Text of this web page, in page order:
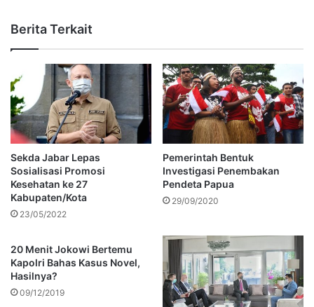
Berita Terkait
Sekda Jabar Lepas
Sosialisasi Promosi
Kesehatan ke 27
Kabupaten/Kota
23/05/2022
Pemerintah Bentuk
Investigasi Penembakan
Pendeta Papua
29/09/2020
20 Menit Jokowi Bertemu
Kapolri Bahas Kasus Novel,
Hasilnya?
09/12/2019